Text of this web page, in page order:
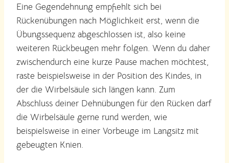
Eine Gegendehnung empfiehlt sich bei
Rückenübungen nach Möglichkeit erst, wenn die
Übungssequenz abgeschlossen ist, also keine
weiteren Rückbeugen mehr folgen. Wenn du daher
zwischendurch eine kurze Pause machen möchtest,
raste beispielsweise in der Position des Kindes, in
der die Wirbelsäule sich längen kann. Zum
Abschluss deiner Dehnübungen für den Rücken darf
die Wirbelsäule gerne rund werden, wie
beispielsweise in einer Vorbeuge im Langsitz mit
gebeugten Knien.